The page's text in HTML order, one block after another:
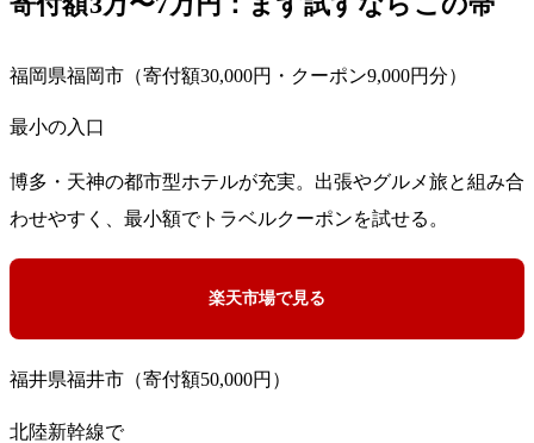
福岡県福岡市（寄付額30,000円・クーポン9,000円分）
最小の入口
博多・天神の都市型ホテルが充実。出張やグルメ旅と組み合
わせやすく、最小額でトラベルクーポンを試せる。
楽天市場で見る
福井県福井市（寄付額50,000円）
北陸新幹線で